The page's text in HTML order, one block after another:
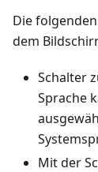
Die
dem
Schalter
Sprache
Mit der